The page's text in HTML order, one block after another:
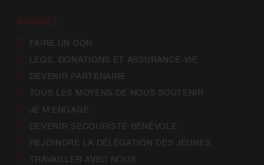
AGISSEZ
FAIRE UN DON
LEGS, DONATIONS ET ASSURANCE-VIE
DEVENIR PARTENAIRE
TOUS LES MOYENS DE NOUS SOUTENIR
JE M’ENGAGE
DEVENIR SECOURISTE BÉNÉVOLE
REJOINDRE LA DÉLÉGATION DES JEUNES
TRAVAILLER AVEC NOUS